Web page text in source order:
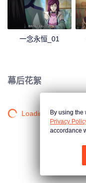
一念永恒_01
幕后花絮
Loading…By using
Privacy
accordance